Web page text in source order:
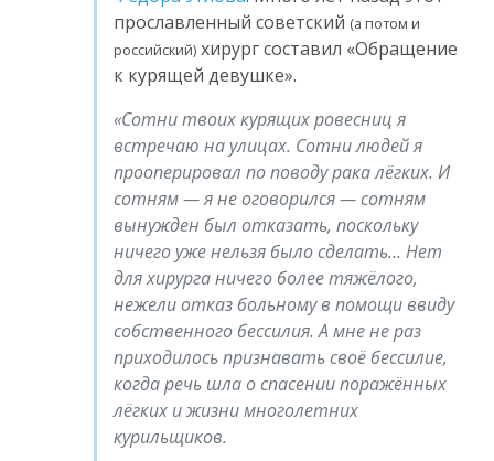
прославленный советский (а потом и
российский) хирург составил «Обращение
к курящей девушке».
Сотни твоих курящих ровесниц я
встречаю на улицах. Сотни людей я
прооперировал по поводу рака лёгких. И
сотням — я не оговорился — сотням
вынужден был отказать, поскольку
ничего уже нельзя было сделать… Нет
для хирурга ничего более тяжёлого,
нежели отказ больному в помощи ввиду
собственного бессилия. А мне не раз
приходилось признавать своё бессилие,
когда речь шла о спасении поражённых
лёгких и жизни многолетних
курильщиков.